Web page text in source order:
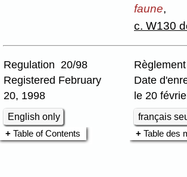
faune,
c. W130
Regulation 20/98
Registered February
20, 1998
English only
Date
le 20
français
Table of Contents
Table des